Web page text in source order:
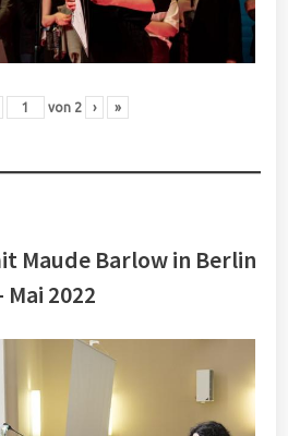
von 2 › »
Maude Barlow in Berlin
Mai 2022